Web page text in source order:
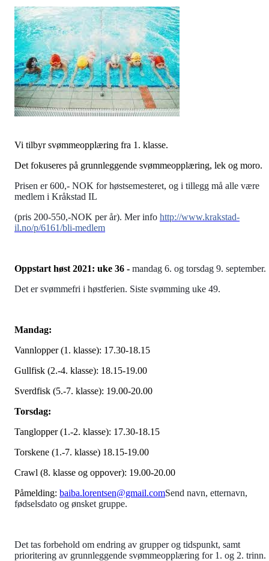
Vi tilbyr svømmeopplæring fra 1. klasse.
Det fokuseres på grunnleggende svømmeopplæring, lek og moro.
Prisen er 600,- NOK for høstsemesteret, og i tillegg må alle være
medlem i Kråkstad IL
(pris 200-550,-NOK per år). Mer info http://www.krakstad-
il.no/p/6161/bli-medlem
Oppstart høst 2021: uke 36 - mandag 6. og torsdag 9. september.
Det er svømmefri i høstferien. Siste svømming uke 49.
Mandag:
Vannlopper (1. klasse): 17.30-18.15
Gullfisk (2.-4. klasse): 18.15-19.00
Sverdfisk (5.-7. klasse): 19.00-20.00
Torsdag:
Tanglopper (1.-2. klasse): 17.30-18.15
Torskene (1.-7. klasse) 18.15-19.00
Crawl (8. klasse og oppover): 19.00-20.00
Påmelding: baiba.lorentsen@gmail.comSend navn, etternavn,
fødselsdato og ønsket gruppe.
Det tas forbehold om endring av grupper og tidspunkt, samt
prioritering av grunnleggende svømmeopplæring for 1. og 2. trinn.